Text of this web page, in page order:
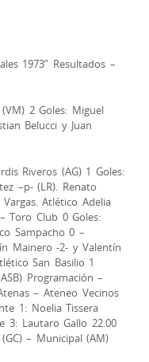
1973” Resultados –
2 Goles: Miguel
Belucci y Juan
Riveros (AG) 1 Goles:
–p- (LR). Renato
Atlético Adelia
Toro Club 0 Goles:
Sampacho 0 –
Mainero -2- y Valentín
San Basilio 1
Programación –
– Ateneo Vecinos
1: Noelia Tissera
3: Lautaro Gallo 22.00
– Municipal (AM)